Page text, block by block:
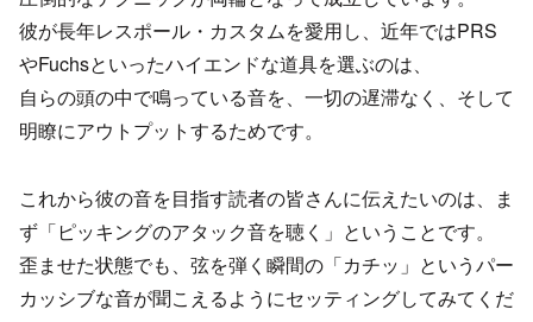
彼が長年レスポール・カスタムを愛用し、近年ではPRS
やFuchsといったハイエンドな道具を選ぶのは、
自らの頭の中で鳴っている音を、一切の遅滞なく、そして
明瞭にアウトプットするためです。
これから彼の音を目指す読者の皆さんに伝えたいのは、ま
ず「ピッキングのアタック音を聴く」ということです。
歪ませた状態でも、弦を弾く瞬間の「カチッ」というパー
カッシブな音が聞こえるようにセッティングしてみてくだ